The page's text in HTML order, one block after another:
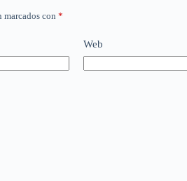
marcados con *
Web